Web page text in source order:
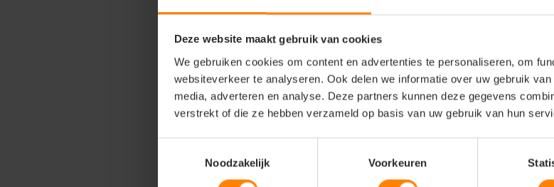
Deze website maakt gebruik van cookies
We gebruiken cookies om content en advertenties te personaliseren, om
websiteverkeer te analyseren. Ook delen we informatie over uw gebruik
media, adverteren en analyse. Deze partners kunnen deze gegevens
verstrekt of die ze hebben verzameld op basis van uw gebruik van hun
Noodzakelijk
Voorkeuren
Sixton Peak
Sixton Rock 91182-13 S3
ESD
Materiaal: 100% Leer
Fit: Halfhoog
Eigenschap: Werkschoenen S3
100,69 Bekijken
Sixton Peak
Materiaal:
Fit: Laag
181,41